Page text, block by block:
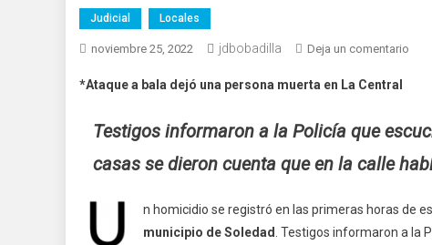
Judicial Locales
noviembre 25, 2022 jdbobadilla Deja un comentario
dejó
una
en
La
*Ataque a bala dejó una persona muerta en La Central
Testigos informaron a la Policía que
casas se dieron cuenta que en la calle
n homicidio se registró en las primeras horas de
municipio de Soledad. Testigos informaron a la